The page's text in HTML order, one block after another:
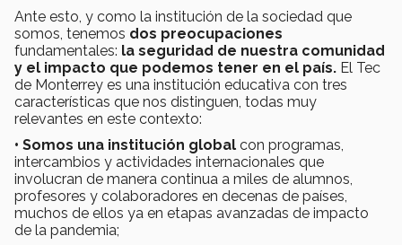
Ante esto, y como la institución de la sociedad que
somos, tenemos dos preocupaciones
fundamentales: la seguridad de nuestra comunidad
y el impacto que podemos tener en el país. El Tec
de Monterrey es una institución educativa con tres
características que nos distinguen, todas muy
relevantes en este contexto:
• Somos una institución global con programas,
intercambios y actividades internacionales que
involucran de manera continua a miles de alumnos,
profesores y colaboradores en decenas de países,
muchos de ellos ya en etapas avanzadas de impacto
de la pandemia;